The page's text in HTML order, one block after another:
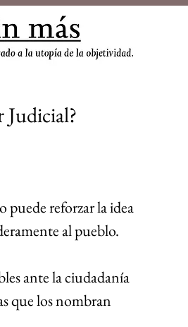
Judicial?
puede reforzar la idea
al pueblo.
ante la ciudadanía
que los nombran